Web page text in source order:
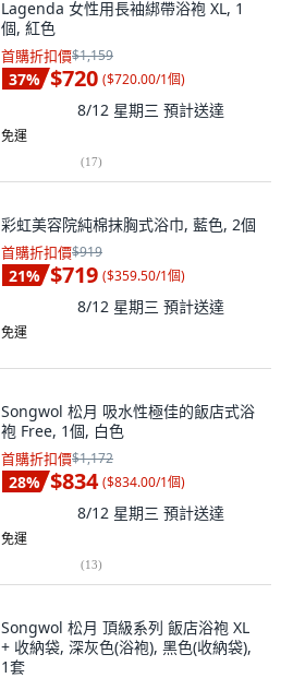
Lagenda 女性用長袖綁帶浴袍 XL, 1
個, 紅色
首購折扣價$1,159
37% $720 ($720.00/1個)
8/12 星期三 預計送達
免運
(17)
彩虹美容院純棉抹胸式浴巾, 藍色, 2個
首購折扣價$919
21% $719 ($359.50/1個)
8/12 星期三 預計送達
免運
Songwol 松月 吸水性極佳的飯店式浴
袍 Free, 1個, 白色
首購折扣價$1,172
28% $834 ($834.00/1個)
8/12 星期三 預計送達
免運
(13)
Songwol 松月 頂級系列 飯店浴袍 XL
+ 收納袋, 深灰色(浴袍), 黑色(收納袋),
1套